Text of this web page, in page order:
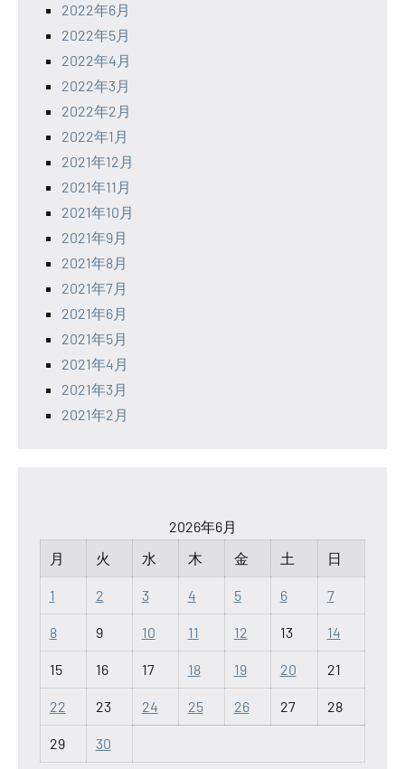
2022年6月
2022年5月
2022年4月
2022年3月
2022年2月
2022年1月
2021年12月
2021年11月
2021年10月
2021年9月
2021年8月
2021年7月
2021年6月
2021年5月
2021年4月
2021年3月
2021年2月
2026年6月
月
火 水 木 金 土 日
1 2 3 4 5 6 7
8 9 10 11 12 13 14
15 16 17 18 19 20 21
22 23 24 25 26 27 28
29 30